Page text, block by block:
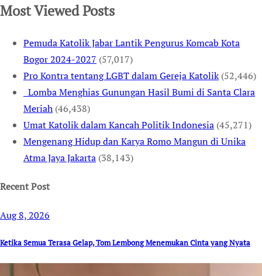
Most Viewed Posts
Pemuda Katolik Jabar Lantik Pengurus Komcab Kota
Bogor 2024-2027 (57,017)
Pro Kontra tentang LGBT dalam Gereja Katolik (52,446)
Lomba Menghias Gunungan Hasil Bumi di Santa Clara
Meriah (46,438)
Umat Katolik dalam Kancah Politik Indonesia (45,271)
Mengenang Hidup dan Karya Romo Mangun di Unika
Atma Jaya Jakarta (38,143)
Recent Post
Aug 8, 2026
Ketika Semua Terasa Gelap, Tom Lembong Menemukan Cinta yang Nyata